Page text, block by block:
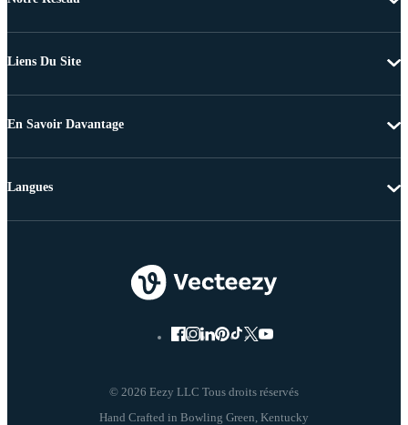
Liens Du Site
En Savoir Davantage
© 2026 Eezy LLC Tous droits réservés
Langues